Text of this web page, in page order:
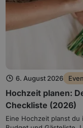
6. August 2026
Hochzeit planen:
Checkliste (2026)
Eine Hochzeit planst du